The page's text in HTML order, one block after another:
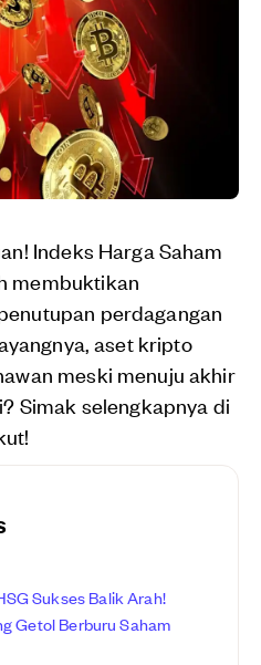
Indeks Harga Saham
membuktikan
perdagangan
aset kripto
meski menuju akhir
Simak selengkapnya di
Sukses Balik Arah!
Getol Berburu Saham